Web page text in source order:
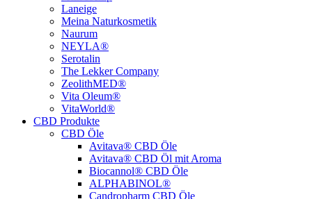
Laneige
Meina Naturkosmetik
Naurum
NEYLA®
Serotalin
The Lekker Company
ZeolithMED®
Vita Oleum®
VitaWorld®
CBD Produkte
CBD Öle
Avitava® CBD Öle
Avitava® CBD Öl mit Aroma
Biocannol® CBD Öle
ALPHABINOL®
Candropharm CBD Öle